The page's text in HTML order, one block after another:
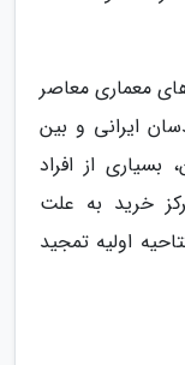
معماری معاصر
ایرانی و بین
از افراد
خرید به علت
اولیه تمجید